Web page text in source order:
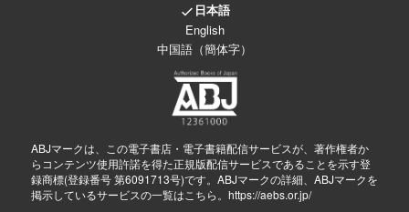
日本語
English
中国語（簡体字）
ABJマークは、この電子書店・電子書籍配信サービスが、著作権者か
らコンテンツ使用許諾を得た正規版配信サービスであることを示す登
録商標(登録番号 第6091713号)です。ABJマークの詳細、ABJマークを
掲示しているサービスの一覧はこちら。 https://aebs.or.jp/